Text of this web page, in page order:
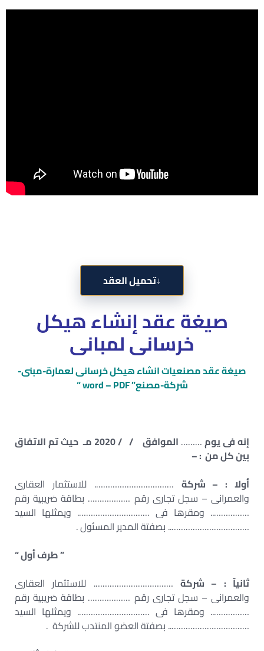
↓تحميل العقد
صيغة عقد إنشاء هيكل
خرسانى لمبانى
صيغة عقد مصنعيات انشاء هيكل خرسانى لعمارة-مبنى-
شركة-مصنع” word – PDF “
إنه فى يوم………
الموافق / / 2020 مـ حيث تم الاتفاق
بين كل من : –
أولا : – شركة ……………………………. للاستثمار العقارى
والعمرانى – سجل تجارى رقم ……………… بطاقة ضريبية رقم
…………….. ومقرها فى …………………………. ويمثلها السيد
…………………………….. بصفتة المدير المسئول .
” طرف أول “
ثانيآ : – شركة ……………………………. للاستثمار العقارى
والعمرانى – سجل تجارى رقم ……………… بطاقة ضريبية رقم
…………….. ومقرها فى …………………………. ويمثلها السيد
…………………………….. بصفتة العضو المنتدب للشركة .